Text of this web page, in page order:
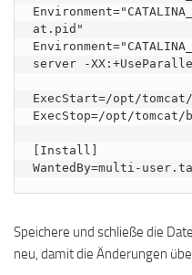
at.pid"
server -
ExecStart=/opt/
ExecStop=/opt/tomcat/
[Install]
Speichere und schließe die
neu, damit die Änderungen